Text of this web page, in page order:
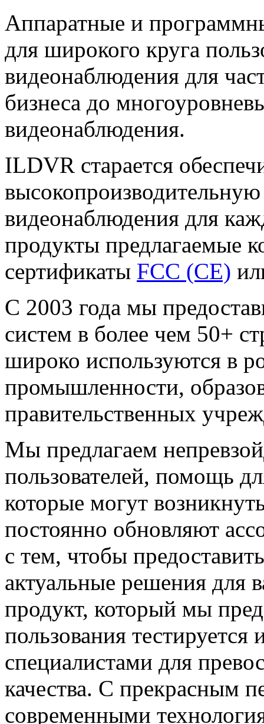
Аппаратные и
для широкого круга
видеонаблюдения для
бизнеса до
видеонаблюдения.
ILDVR старается
видеонаблюдения для
продукты предлагаемые
сертификаты FCC (CE)
С 2003 года мы
систем в более чем 50+
широко используются в
промышленности,
правительственных
Мы предлагаем
пользователей, помощь
которые могут
постоянно обновляют
с тем, чтобы предоставить
актуальные решения для
продукт, который мы
пользования тестируется
специалистами для
качества. С прекрасным
современными